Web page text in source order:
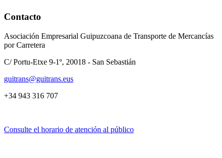
Contacto
Asociación Empresarial Guipuzcoana de Transporte de Mercancías
por Carretera
C/ Portu-Etxe 9-1º, 20018 - San Sebastián
guitrans@guitrans.eus
+34 943 316 707
Consulte el horario de atención al público